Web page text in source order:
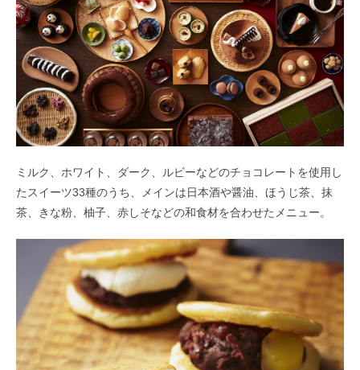
ミルク、ホワイト、ダーク、ルビーなどのチョコレートを使用し
たスイーツ33種のうち、メインは日本酒や醤油、ほうじ茶、抹
茶、きな粉、柚子、赤しそなどの和食材を合わせたメニュー。